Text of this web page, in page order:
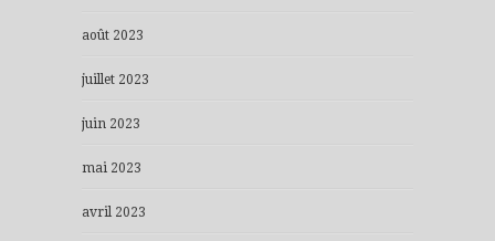
août 2023
juillet 2023
juin 2023
mai 2023
avril 2023